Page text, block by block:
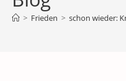
> Frieden > schon wieder: